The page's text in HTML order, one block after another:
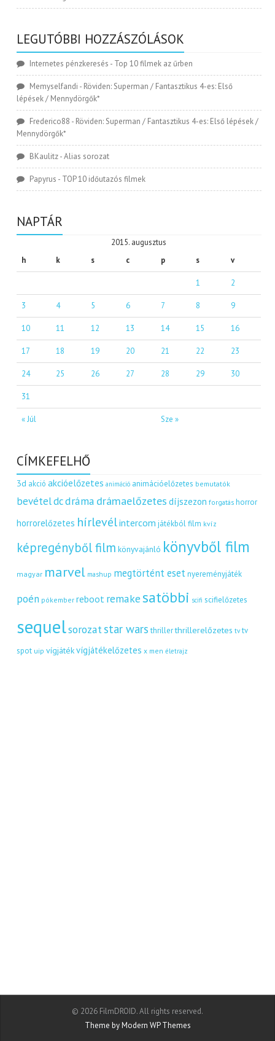
LEGUTÓBBI HOZZÁSZÓLÁSOK
Internetes pénzkeresés - Top 10 filmek az űrben
Memyselfandi - Röviden: Superman / Fantasztikus 4-es: Első
lépések / Mennydörgők*
Frederico88 - Röviden: Superman / Fantasztikus 4-es: Első lépések /
Mennydörgők*
BKaulitz-Alias sorozat
Papyrus - TOP 10 időutazós filmek
NAPTÁR
2015. augusztus
h
k s c p s v
« Júl Sze »
1 2
3 4 5 6 7 8 9
10 11 12 13 14 15 16
17 18 19 20 21 22 23
24 25 26 27 28 29 30
31
CÍMKEFELHŐ
3d akció akcióelőzetes animáció animációelőzetes bemutatók
bevételdcdráma drámaelőzetes díjszezon forgatás horror
horrorelőzetes hírlevélintercom játékból film kvíz
képregényből film könyvajánló könyvből film
magyar marvel mashup megtörtént eset nyereményjáték
poén pókember reboot remakesatöbbi scifi scifielőzetes
sequelsorozatstar wars thriller thrillerelőzetes tv tv
spot uip vígjátékvígjátékelőzetes x men életrajz
© 2026 FilmDROID. All rights reserved.
Theme by Modern WP Themes